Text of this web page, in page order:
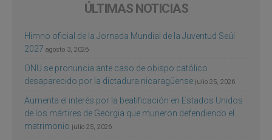
ÚLTIMAS NOTICIAS
Himno oficial de la Jornada Mundial de la Juventud Seúl
2027 agosto 3, 2026
ONU se pronuncia ante caso de obispo católico
desaparecido por la dictadura nicaragüense julio 25, 2026
Aumenta el interés por la beatificación en Estados Unidos
de los mártires de Georgia que murieron defendiendo el
matrimonio julio 25, 2026